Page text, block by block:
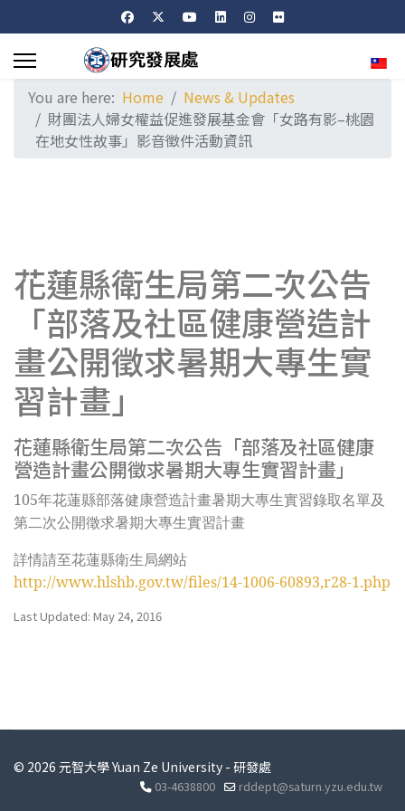
You are here: Home
News & Updates
財團法人婦女權益促進發展基金會「女路有影–桃園
在地女性故事」影音徵件活動資訊
花蓮縣衛生局第二次公告
「部落及社區健康營造計
畫公開徵求暑期大專生實
習計畫」
花蓮縣衛生局第二次公告「部落及社區健康
營造計畫公開徵求暑期大專生實習計畫」
105年花蓮縣部落健康營造計畫暑期大專生實習錄取名單及
第二次公開徵求暑期大專生實習計畫
詳情請至花蓮縣衛生局網站
http://www.hlshb.gov.tw/files/14-1006-60893,r28-1.php
Last Updated: May 24, 2016
© 2026 元智大學 Yuan Ze University - 研發處
03-4638800 rddept@saturn.yzu.edu.tw